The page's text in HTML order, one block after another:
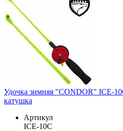
Удочка зимняя "CONDOR" ICE-
катушка
Артикул
ICE-10C